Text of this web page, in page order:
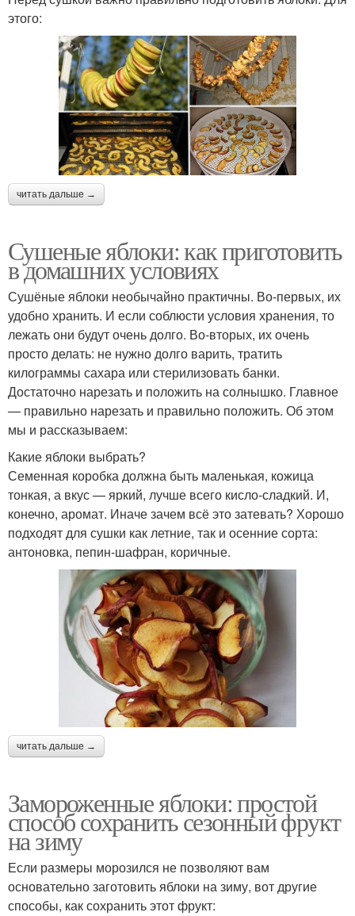
этого:
читать дальше →
Сушеные яблоки: как приготовить
в домашних условиях
Сушёные яблоки необычайно практичны. Во-первых, их
удобно хранить. И если соблюсти условия хранения, то
лежать они будут очень долго. Во-вторых, их очень
просто делать: не нужно долго варить, тратить
килограммы сахара или стерилизовать банки.
Достаточно нарезать и положить на солнышко. Главное
— правильно нарезать и правильно положить. Об этом
мы и рассказываем:
Какие яблоки выбрать?
Семенная коробка должна быть маленькая, кожица
тонкая, а вкус — яркий, лучше всего кисло-сладкий. И,
конечно, аромат. Иначе зачем всё это затевать? Хорошо
подходят для сушки как летние, так и осенние сорта:
антоновка, пепин-шафран, коричные.
читать дальше →
Замороженные яблоки: простой
способ сохранить сезонный фрукт
на зиму
Если размеры морозился не позволяют вам
основательно заготовить яблоки на зиму, вот другие
способы, как сохранить этот фрукт: